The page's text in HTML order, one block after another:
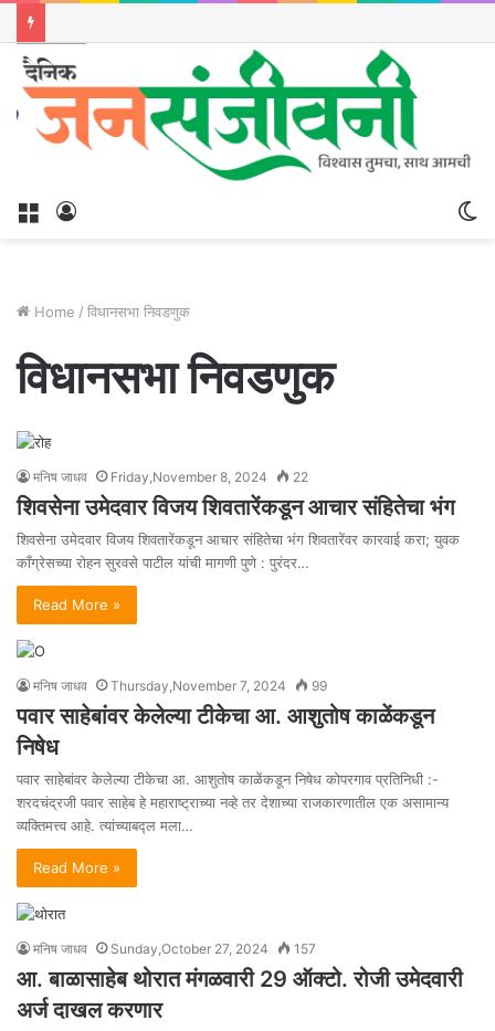
Menu
Home / विधानसभा निवडणुक
विधानसभा निवडणुक
मनिष जाधव Friday,November 8, 2024 22
शिवसेना उमेदवार विजय शिवतारेंकडून आचार संहितेचा भंग
शिवसेना उमेदवार विजय शिवतारेंकडून आचार संहितेचा भंग शिवतारेंवर कारवाई करा; युवक
काँग्रेसच्या रोहन सुरवसे पाटील यांची मागणी पुणे : पुरंदर…
Read More »
मनिष जाधव Thursday,November 7, 2024 99
पवार साहेबांवर केलेल्या टीकेचा आ. आशुतोष काळेंकडून
निषेध
पवार साहेबांवर केलेल्या टीकेचा आ. आशुतोष काळेंकडून निषेध कोपरगाव प्रतिनिधी :-
शरदचंद्रजी पवार साहेब हे महाराष्ट्राच्या नव्हे तर देशाच्या राजकारणातील एक असामान्य
व्यक्तिमत्त्व आहे. त्यांच्याबद्ल मला…
Read More »
मनिष जाधव Sunday,October 27, 2024 157
आ. बाळासाहेब थोरात मंगळवारी 29 ऑक्टो. रोजी उमेदवारी
अर्ज दाखल करणार